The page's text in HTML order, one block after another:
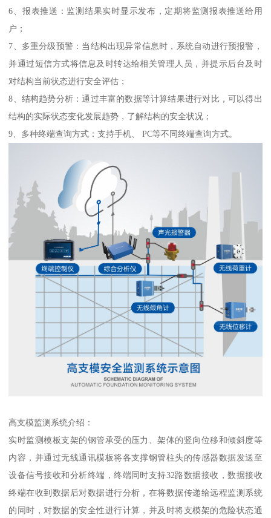
6、报表推送：监测结果实时显示发布，定期将监测报表推送给用
户；
7、多重分级预警：当结构出现异常信息时，系统自动进行预报警，
并通过短信方式将信息及时转达给相关管理人员，并提示后台及时
对结构当前状态进行安全评估；
8、结构趋势分析：通过丰富的数据等计算结果进行对比，可以得出
结构的实际状态变化发展趋势，了解结构的安全状况；
9、多种终端查询方式：支持手机、 PC等不同终端查询方式。
高支模监测系统介绍：
实时监测模板支架的钢管承受的压力、架体的竖向位移和倾斜度等
内容，并通过无线通讯模板将各支撑钢管柱头的传感器数据发送至
设备信号接收和分析终端，终端同时支持32路数据接收，数据接收
终端在收到数据后对数据进行分析，在将数据传递给远程监测系统
的同时，对数据的安全性进行计算，并及时将支模架的危险状态通